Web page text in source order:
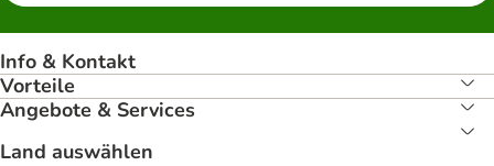
Info & Kontakt
Vorteile
Angebote & Services
Land auswählen